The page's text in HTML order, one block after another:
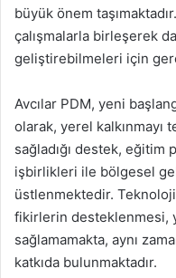
büyük önem
çalışmalarla birleşerek
geliştirebilmeleri için
Avcılar PDM, yeni
olarak, yerel
sağladığı destek, eğitim
işbirlikleri ile bölgesel
üstlenmektedir.
fikirlerin desteklenmesi,
sağlamamakta, aynı
katkıda bulunmaktadır.